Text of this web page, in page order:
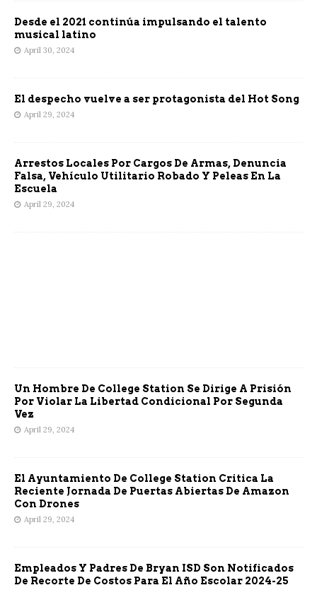
Desde el 2021 continúa impulsando el talento
musical latino
April 30, 2024
El despecho vuelve a ser protagonista del Hot Song
April 29, 2024
Arrestos Locales Por Cargos De Armas, Denuncia
Falsa, Vehículo Utilitario Robado Y Peleas En La
Escuela
April 29, 2024
Un Hombre De College Station Se Dirige A Prisión
Por Violar La Libertad Condicional Por Segunda
Vez
April 29, 2024
El Ayuntamiento De College Station Critica La
Reciente Jornada De Puertas Abiertas De Amazon
Con Drones
April 29, 2024
Empleados Y Padres De Bryan ISD Son Notificados
De Recorte De Costos Para El Año Escolar 2024-25